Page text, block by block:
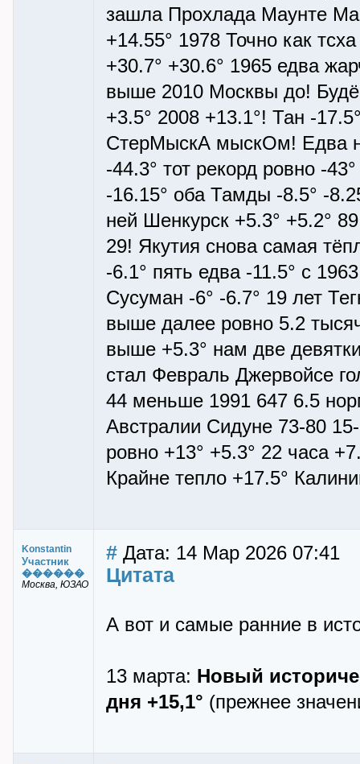
зашла Прохлада Маунте
+14.55° 1978 Точно как
+30.7° +30.6° 1965 едва
выше 2010 Москвы до! Будё
+3.5° 2008 +13.1°! Тан -
СтерМыскА мыскОм! Едва
-44.3° тот рекорд ровно -
-16.15° оба Тамды -8.5° -
ней Шенкурск +5.3° +5.2°
29! Якутия снова самая
-6.1° пять едва -11.5° с
Сусуман -6° -6.7° 19 лет
выше далее ровно 5.2
выше +5.3° нам две
стал Февраль Джервойсе
44 меньше 1991 647 6.5
Австралии Сидуне 73-80
ровно +13° +5.3° 22 часа
Крайне тепло +17.5°
Konstantin
Участник
������
Москва, ЮЗАО
# Дата: 14 Мар 2026 07:41
Цитата
А вот и самые ранние в
13 марта: Новый
дня +15,1° (прежнее